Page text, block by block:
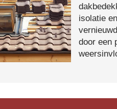
isolatie
door een